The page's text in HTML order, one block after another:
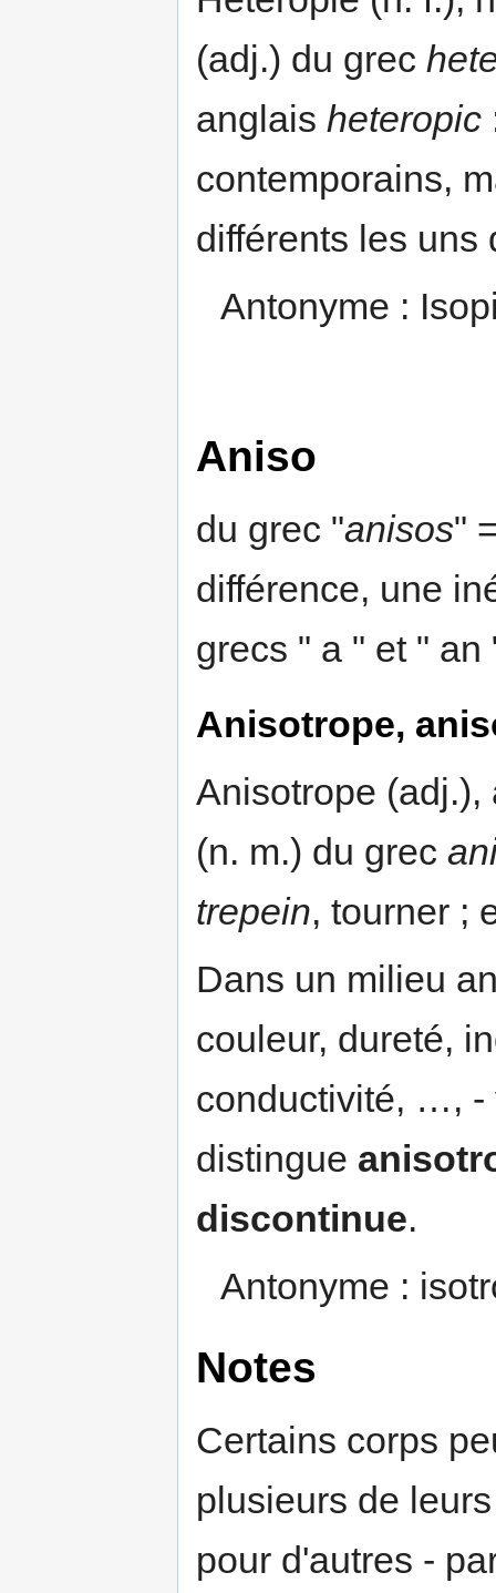
(adj.) du grec
anglais heteropic
contemporains,
différents les uns
Antonyme :
Aniso
du grec "anisos"
différence, une
grecs " a " et "
Anisotrope,
Anisotrope
(n. m.) du grec
trepein, tourner ;
Dans un milieu
couleur, dureté,
conductivité, …, -
distingue
discontinue.
Antonyme :
Notes
Certains corps
plusieurs de
pour d'autres -